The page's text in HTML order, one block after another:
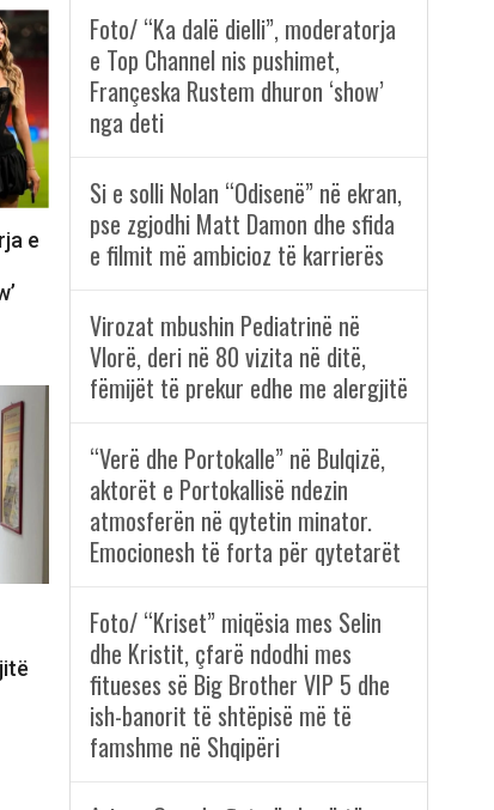
e
Foto/ “Ka dalë dielli”, moderatorja
e Top Channel nis pushimet,
Françeska Rustem dhuron ‘show’
nga deti
Si e solli Nolan “Odisenë” në ekran,
pse zgjodhi Matt Damon dhe sfida
e filmit më ambicioz të karrierës
Virozat mbushin Pediatrinë në
Vlorë, deri në 80 vizita në ditë,
fëmijët të prekur edhe me alergjitë
“Verë dhe Portokalle” në Bulqizë,
aktorët e Portokallisë ndezin
atmosferën në qytetin minator.
Emocionesh të forta për qytetarët
Foto/ “Kriset” miqësia mes Selin
dhe Kristit, çfarë ndodhi mes
fitueses së Big Brother VIP 5 dhe
ish-banorit të shtëpisë më të
famshme në Shqipëri